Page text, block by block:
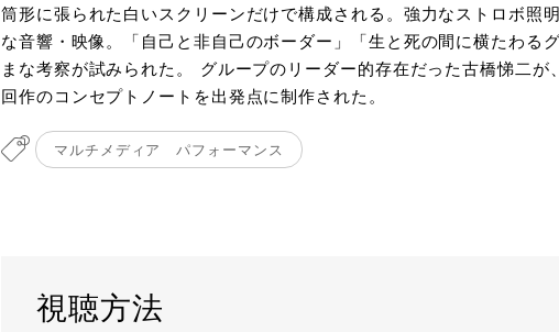
筒形に張られた白いスクリーンだけで構成される。強力なストロボ照
な音響・映像。「自己と非自己のボーダー」「生と死の間に横たわる
まな考察が試みられた。 グループのリーダー的存在だった古橋悌二
回作のコンセプトノートを出発点に制作された。
マルチメディア パフォーマンス
視聴方法